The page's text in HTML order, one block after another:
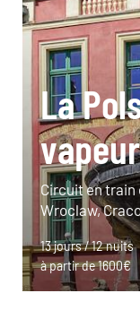
La
vapeur
Circuit en train
Wroclaw,
13 jours / 12 nuits
à partir de 1600€